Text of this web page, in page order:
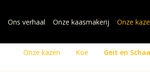
Ons verhaal Onze kaasmakerij Onze
Onze kazen Koe Geit en